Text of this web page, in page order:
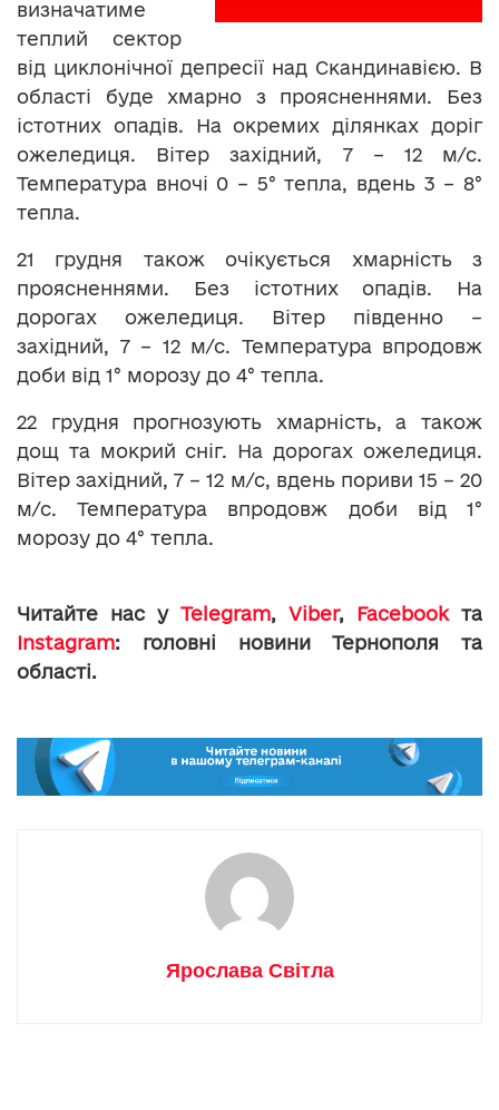
визначатиме
теплий сектор
від циклонічної депресії над Скандинавією. В
області буде хмарно з проясненнями. Без
істотних опадів. На окремих ділянках доріг
ожеледиця. Вітер західний, 7 – 12 м/с.
Температура вночі 0 – 5° тепла, вдень 3 – 8°
тепла.
21 грудня також очікується хмарність з
проясненнями. Без істотних опадів. На
дорогах ожеледиця. Вітер південно –
західний, 7 – 12 м/с. Температура впродовж
доби від 1° морозу до 4° тепла.
22 грудня прогнозують хмарність, а також
дощ та мокрий сніг. На дорогах ожеледиця.
Вітер західний, 7 – 12 м/с, вдень пориви 15 – 20
м/с. Температура впродовж доби від 1°
морозу до 4° тепла.
Читайте нас у Telegram, Viber, Facebookта
Instagram: головні новини Тернополя та
області.
Ярослава Світла